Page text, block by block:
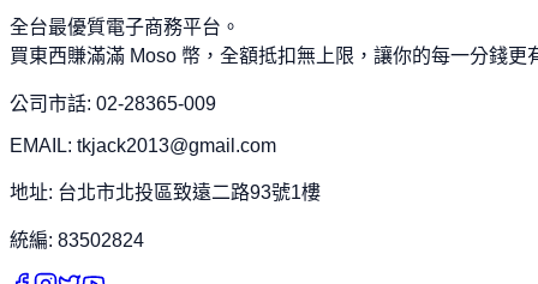
全台最優質電子商務平台。
買東西賺滿滿 Moso 幣，全額抵扣無上限，讓你的每一分錢更
公司市話: 02-28365-009
EMAIL: tkjack2013@gmail.com
地址: 台北市北投區致遠二路93號1樓
統編: 83502824